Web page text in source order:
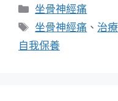
分
類
坐骨神經痛
標
籤
坐骨神經痛 、 治
自我保養